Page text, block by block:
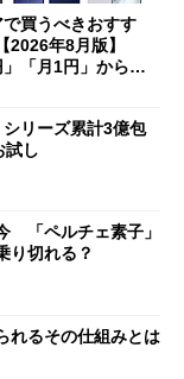
買うべきおすす
2026年8月版】
」「月1円」からお
リーズ累計3億包
試し
「ペルチェ素子」
り切れる？
れるその仕組みとは